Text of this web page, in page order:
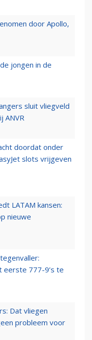
door Apollo,
jongen in de
sluit vliegveld
ANVR
doordat onder
slots vrijgeven
LATAM kansen:
nieuwe
eerste 777-9’s te
Dat vliegen
probleem voor